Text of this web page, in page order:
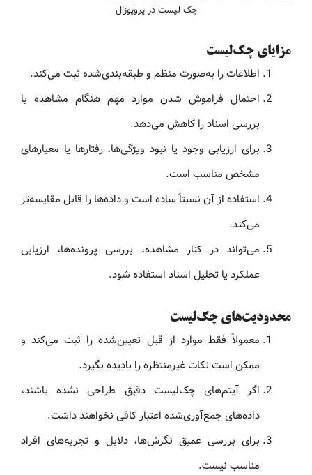
چک لیست در پروپوزال
مزایای چک‌لیست
اطلاعات را به‌صورت منظم و طبقه‌بندی‌شده ثبت می‌کند.
احتمال فراموش شدن موارد مهم هنگام مشاهده یا
بررسی اسناد را کاهش می‌دهد.
برای ارزیابی وجود یا نبود ویژگی‌ها، رفتارها یا معیارهای
مشخص مناسب است.
استفاده از آن نسبتاً ساده است و داده‌ها را قابل مقایسه‌تر
می‌کند.
می‌تواند در کنار مشاهده، بررسی پرونده‌ها، ارزیابی
عملکرد یا تحلیل اسناد استفاده شود.
محدودیت‌های چک‌لیست
معمولاً فقط موارد از قبل تعیین‌شده را ثبت می‌کند و
ممکن است نکات غیرمنتظره را نادیده بگیرد.
اگر آیتم‌های چک‌لیست دقیق طراحی نشده باشند،
داده‌های جمع‌آوری‌شده اعتبار کافی نخواهند داشت.
برای بررسی عمیق نگرش‌ها، دلایل و تجربه‌های افراد
مناسب نیست.